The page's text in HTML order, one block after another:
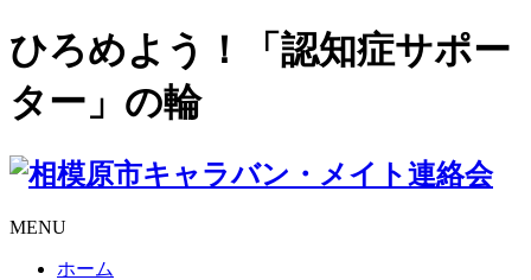
ひろめよう！「認知症サポー
ター」の輪
MENU
ホーム